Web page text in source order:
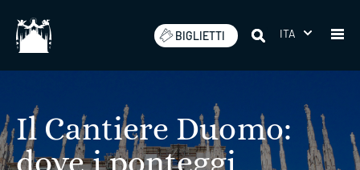
BIGLIETTI ITA
Il Cantiere Duomo:
dove i ponteggi